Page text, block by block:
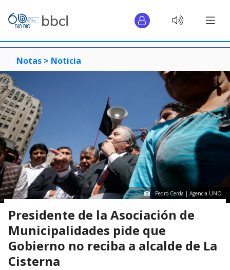
Notas > Noticia
Pedro Cerda | Agencia UNO
Presidente de la Asociación de
Municipalidades pide que
Gobierno no reciba a alcalde de La
Cisterna